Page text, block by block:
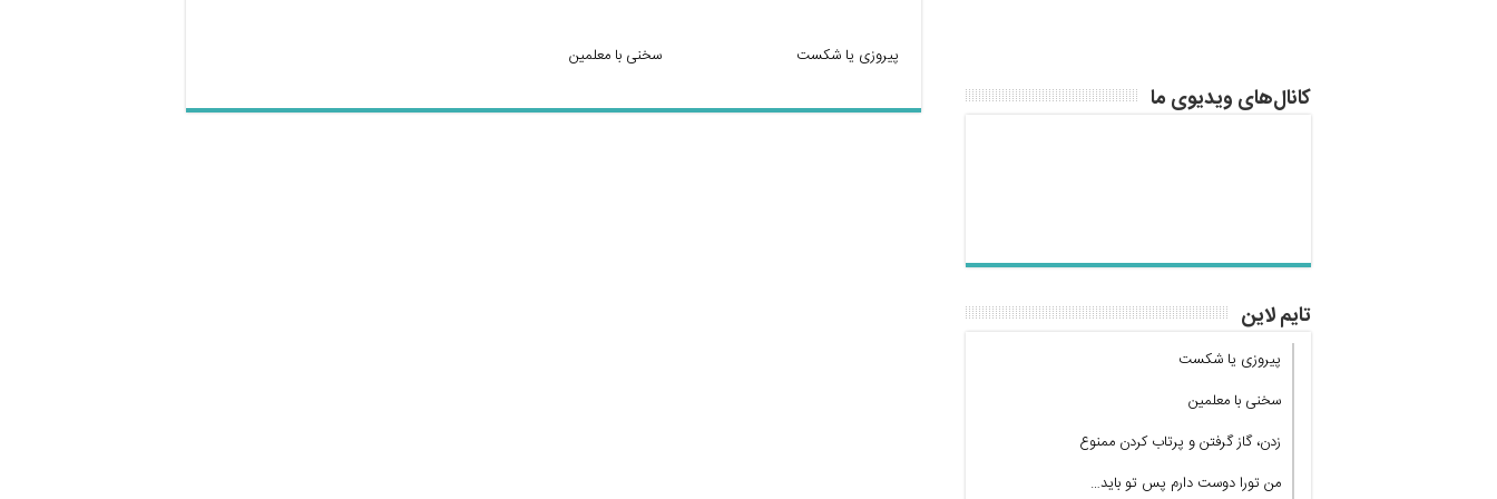
پیروزی یا شکست سخنی با معلمین
کانال‌های ویدیوی ما
تایم لاین
پیروزی یا شکست
سخنی با معلمین
زدن، گاز گرفتن و پرتاب کردن ممنوع
من تورا دوست دارم پس تو باید…